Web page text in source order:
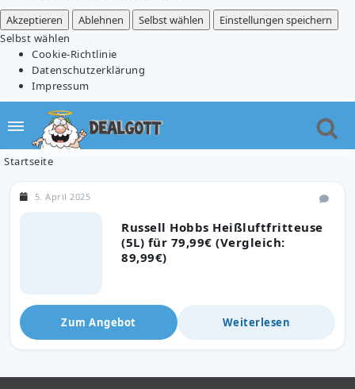
Akzeptieren
Ablehnen Selbst wählen
Einstellungen speichern
Selbst wählen
Cookie-Richtlinie
Datenschutzerklärung
Impressum
Startseite
Russell Hobbs Heißluftfritteuse
(5L) für 79,99€ (Vergleich:
89,99€)
5. April 2025
Zum Angebot Weiterlesen